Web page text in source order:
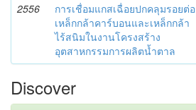
2556
การเชื่อมแกสเฉื่อยปกคลุมรอยต่อ
เหล็กกล้าคาร์บอนและเหล็กกล้า
ไร้สนิมในงานโครงสร้าง
อุตสาหกรรมการผลิตน้ำตาล
Discover